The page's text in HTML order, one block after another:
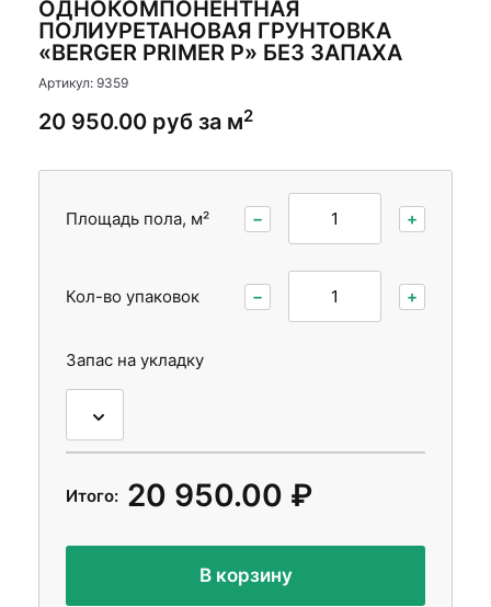
ОДНОКОМПОНЕНТНАЯ
ПОЛИУРЕТАНОВАЯ ГРУНТОВКА
«BERGER PRIMER P» БЕЗ ЗАПАХА
Артикул: 9359
20 950.00 руб за м2
Площадь пола, м² − +
Кол-во упаковок − +
Запас на укладку
Итого: 20 950.00 ₽
В корзину
Стеновые панели
Межкомнатные двери
Стеновые панели
Межкомнатные двери